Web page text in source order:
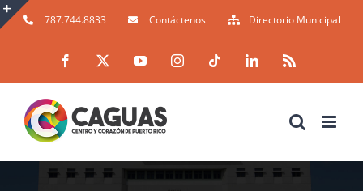
Skip
787.744.8833 Contáctenos Directorio Municipal
Facebook YouTubeInstagramTiktok LinkedIn